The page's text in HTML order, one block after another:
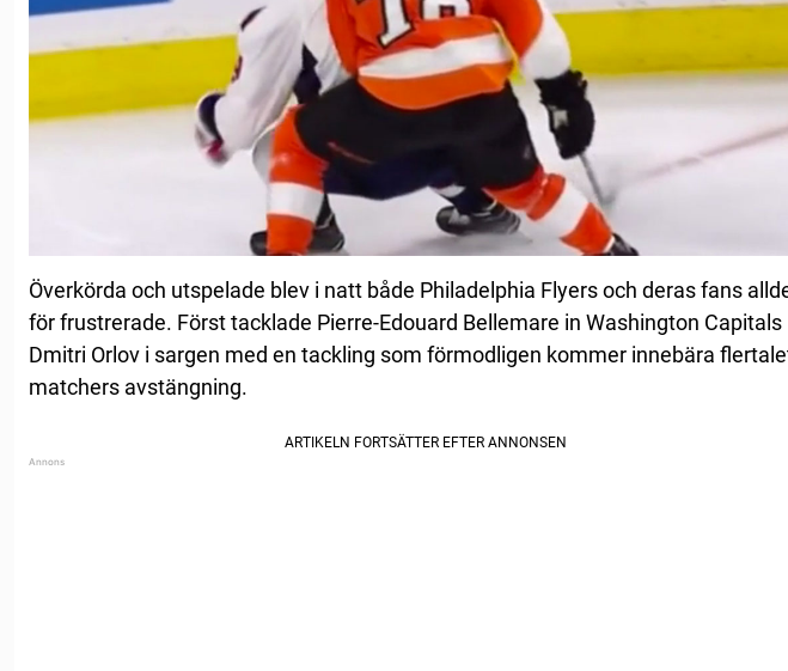
Överkörda och utspelade blev i natt både Philadelphia Flyers och deras fans
för frustrerade. Först tacklade Pierre-Edouard Bellemare in Washington Capitals
Dmitri Orlov i sargen med en tackling som förmodligen kommer innebära
matchers avstängning.